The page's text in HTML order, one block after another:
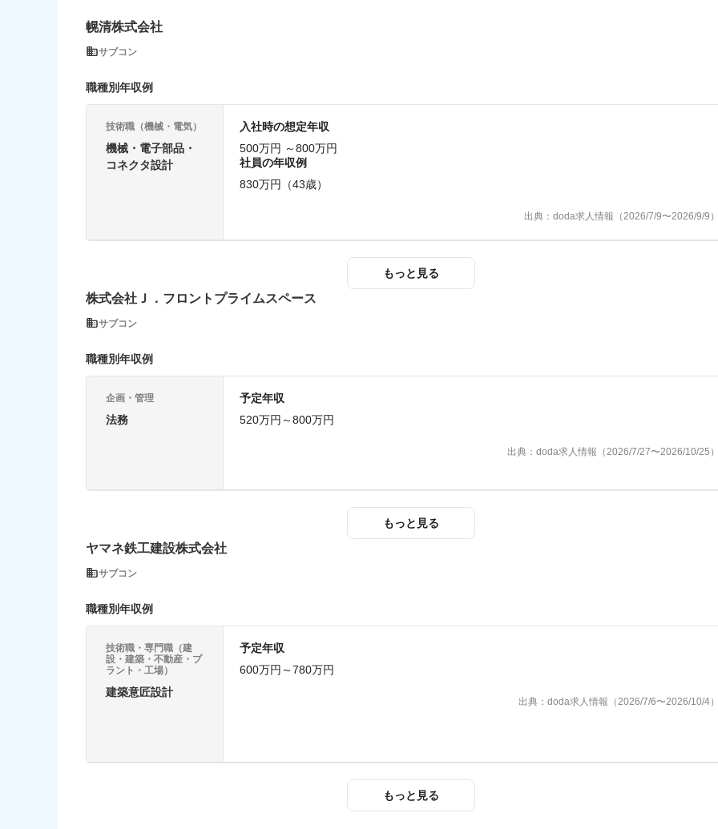
幌清株式会社
サブコン
職種別年収例
技術職（機械・電気）
機械・電子部品・
コネクタ設計
入社時の想定年収
500万円 ～800万円
社員の年収例
830万円（43歳）
出典：doda求人情報（2026/7/9〜2026/9/9
もっと見る
株式会社Ｊ．フロントプライムスペース
サブコン
職種別年収例
企画・管理
法務
予定年収
520万円～800万円
出典：doda求人情報（2026/7/27〜2026/10/25
もっと見る
ヤマネ鉄工建設株式会社
サブコン
職種別年収例
技術職・専門職（建
設・建築・不動産・プ
ラント・工場）
建築意匠設計
予定年収
600万円～780万円
出典：doda求人情報（2026/7/6〜2026/10/4
もっと見る